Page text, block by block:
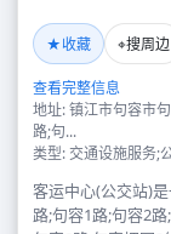
★收藏 ⌖搜周边
查看完整信息
地址: 镇江市句容市
路;句...
类型: 交通设施服务;
客运中心(公交站)
路;句容1路;句容2